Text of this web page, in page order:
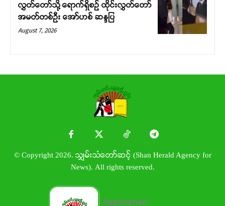
လွှတ်တော်သို့ ရောက်ရှိစဉ် ထိုင်းလွှတ်တော်
အမတ်တစ်ဦး အော်ဟစ် ဆန္ဒပြ
August 7, 2026
© Copyright 2026. သျှမ်းသံတော်ဆင့် (Shan Herald Agency for
News). All rights reserved.